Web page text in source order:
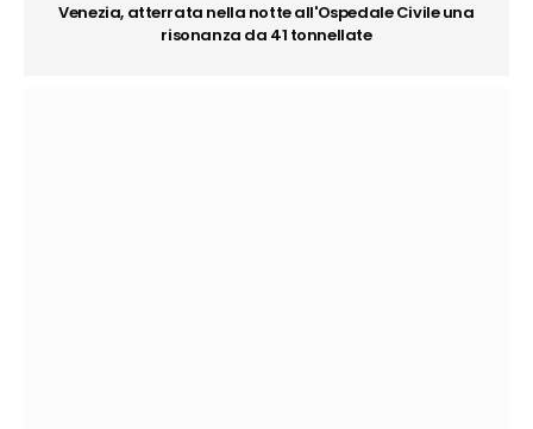
Venezia, atterrata nella notte all'Ospedale Civile una
risonanza da 41 tonnellate